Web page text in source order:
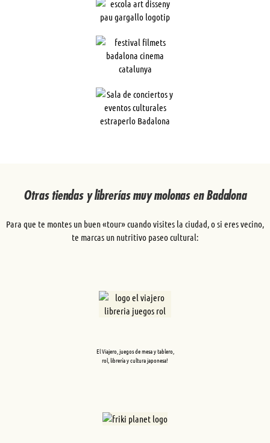
Otras tiendas y librerías muy molonas en Badalona
Para que te montes un buen «tour» cuando visites la ciudad, o si eres vecino,
te marcas un nutritivo paseo cultural:
El Viajero, juegos de mesa y tablero,
rol, librería y cultura japonesa!